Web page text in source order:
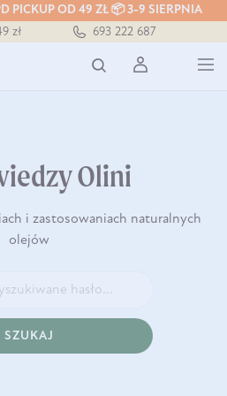
PICKUP OD 49 ZŁ 📦 3-9 SIERPNIA
zł
693 222 687
Olini
i zastosowaniach naturalnych
olejów
SZUKAJ